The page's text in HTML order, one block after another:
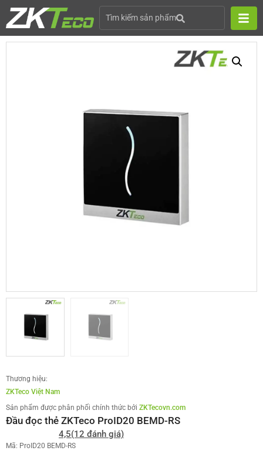
Tìm kiếm sản phẩm
Thương hiệu:
ZKTeco Việt Nam
Sản phẩm được phân phối chính thức bởi ZKTecovn.com
Đầu đọc thẻ ZKTeco ProID20 BEMD-RS
4,5(12 đánh giá)
Mã: ProID20 BEMD-RS